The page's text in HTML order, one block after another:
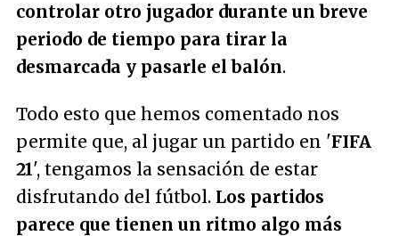
controlar otro jugador durante un breve
periodo de tiempo para tirar la
desmarcada y pasarle el balón.
Todo esto que hemos comentado nos
permite que, al jugar un partido en 'FIFA
21', tengamos la sensación de estar
disfrutando del fútbol. Los partidos
parece que tienen un ritmo algo más